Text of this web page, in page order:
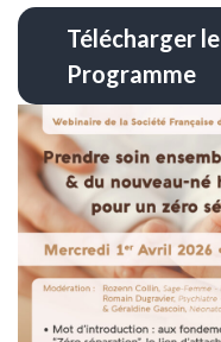
Télécharger le
Programme